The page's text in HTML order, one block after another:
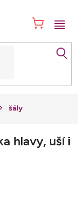
šály
hlavy, uší i